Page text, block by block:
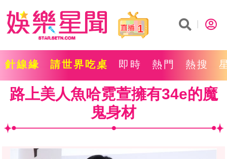
1
針線緣 請世界吃桌 即時 熱門 熱搜
路上美人魚哈霓萱擁有34e的魔
鬼身材